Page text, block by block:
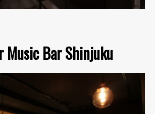
Music Bar Shinjuku